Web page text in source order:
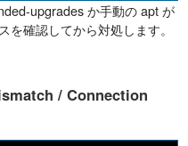
upgrades か手動の apt が
確認してから対処します。
/ Connection